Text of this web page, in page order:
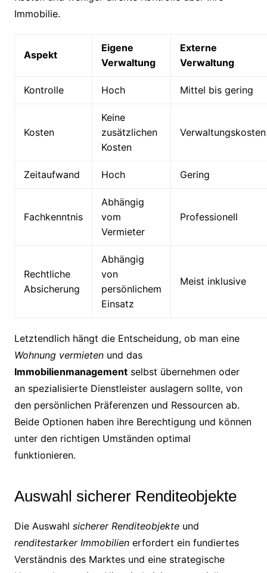
Immobilie.
Aspekt
Eigene
Verwaltung
Externe
Verwaltung
Kontrolle Hoch Mittel bis gering
Kosten
Keine
zusätzlichen
Kosten
Verwaltungskosten
Zeitaufwand Hoch Gering
Fachkenntnis
Abhängig
vom
Vermieter
Professionell
Rechtliche
Absicherung
Abhängig
von
persönlichem
Einsatz
Meist inklusive
Letztendlich hängt die Entscheidung, ob man eine
Wohnung vermietenund das
Immobilienmanagementselbst übernehmen oder
an spezialisierte Dienstleister auslagern sollte, von
den persönlichen Präferenzen und Ressourcen ab.
Beide Optionen haben ihre Berechtigung und können
unter den richtigen Umständen optimal
funktionieren.
Auswahl sicherer Renditeobjekte
Die Auswahl sicherer Renditeobjekteund
renditestarker Immobilienerfordert ein fundiertes
Verständnis des Marktes und eine strategische